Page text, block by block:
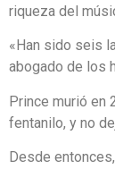
riqueza del
«Han sido seis
abogado de los
Prince murió en
fentanilo, y no
Desde